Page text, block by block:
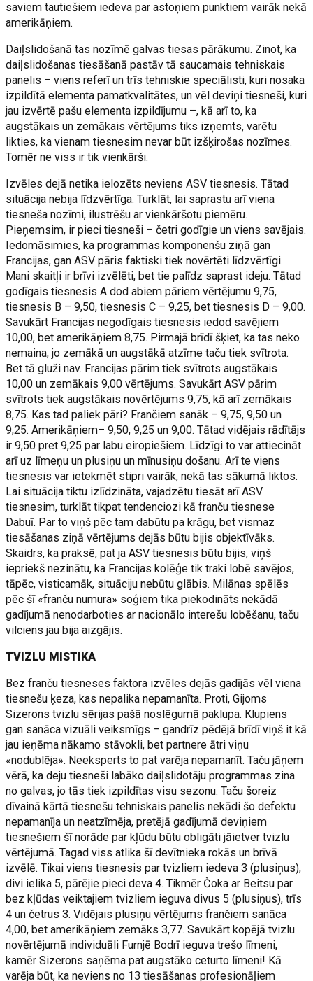
saviem tautiešiem iedeva par astoņiem punktiem vairāk nekā
amerikāņiem.
Daiļslidošanā tas nozīmē galvas tiesas pārākumu. Zinot, ka
daiļslidošanas tiesāšanā pastāv tā saucamais tehniskais
panelis – viens referī un trīs tehniskie speciālisti, kuri nosaka
izpildītā elementa pamatkvalitātes, un vēl deviņi tiesneši, kuri
jau izvērtē pašu elementa izpildījumu –, kā arī to, ka
augstākais un zemākais vērtējums tiks izņemts, varētu
likties, ka vienam tiesnesim nevar būt izšķirošas nozīmes.
Tomēr ne viss ir tik vienkārši.
Izvēles dejā netika ielozēts neviens ASV tiesnesis. Tātad
situācija nebija līdzvērtīga. Turklāt, lai saprastu arī viena
tiesneša nozīmi, ilustrēšu ar vienkāršotu piemēru.
Pieņemsim, ir pieci tiesneši – četri godīgie un viens savējais.
Iedomāsimies, ka programmas komponenšu ziņā gan
Francijas, gan ASV pāris faktiski tiek novērtēti līdzvērtīgi.
Mani skaitļi ir brīvi izvēlēti, bet tie palīdz saprast ideju. Tātad
godīgais tiesnesis A dod abiem pāriem vērtējumu 9,75,
tiesnesis B – 9,50, tiesnesis C – 9,25, bet tiesnesis D – 9,00.
Savukārt Francijas negodīgais tiesnesis iedod savējiem
10,00, bet amerikāņiem 8,75. Pirmajā brīdī šķiet, ka tas neko
nemaina, jo zemākā un augstākā atzīme taču tiek svītrota.
Bet tā gluži nav. Francijas pārim tiek svītrots augstākais
10,00 un zemākais 9,00 vērtējums. Savukārt ASV pārim
svītrots tiek augstākais novērtējums 9,75, kā arī zemākais
8,75. Kas tad paliek pāri? Frančiem sanāk – 9,75, 9,50 un
9,25. Amerikāņiem– 9,50, 9,25 un 9,00. Tātad vidējais rādītājs
ir 9,50 pret 9,25 par labu eiropiešiem. Līdzīgi to var attiecināt
arī uz līmeņu un plusiņu un mīnusiņu došanu. Arī te viens
tiesnesis var ietekmēt stipri vairāk, nekā tas sākumā liktos.
Lai situācija tiktu izlīdzināta, vajadzētu tiesāt arī ASV
tiesnesim, turklāt tikpat tendenciozi kā franču tiesnese
Dabuī. Par to viņš pēc tam dabūtu pa krāgu, bet vismaz
tiesāšanas ziņā vērtējums dejās būtu bijis objektīvāks.
Skaidrs, ka praksē, pat ja ASV tiesnesis būtu bijis, viņš
iepriekš nezinātu, ka Francijas kolēģe tik traki lobē savējos,
tāpēc, visticamāk, situāciju nebūtu glābis. Milānas spēlēs
pēc šī «franču numura» soģiem tika piekodināts nekādā
gadījumā nenodarboties ar nacionālo interešu lobēšanu, taču
vilciens jau bija aizgājis.
TVIZLU MISTIKA
Bez franču tiesneses faktora izvēles dejās gadījās vēl viena
tiesnešu ķeza, kas nepalika nepamanīta. Proti, Gijoms
Sizerons tvizlu sērijas pašā noslēgumā paklupa. Klupiens
gan sanāca vizuāli veiksmīgs – gandrīz pēdējā brīdī viņš it kā
jau ieņēma nākamo stāvokli, bet partnere ātri viņu
«nodublēja». Neeksperts to pat varēja nepamanīt. Taču jāņem
vērā, ka deju tiesneši labāko daiļslidotāju programmas zina
no galvas, jo tās tiek izpildītas visu sezonu. Taču šoreiz
dīvainā kārtā tiesnešu tehniskais panelis nekādi šo defektu
nepamanīja un neatzīmēja, pretējā gadījumā deviņiem
tiesnešiem šī norāde par kļūdu būtu obligāti jāietver tvizlu
vērtējumā. Tagad viss atlika šī devītnieka rokās un brīvā
izvēlē. Tikai viens tiesnesis par tvizliem iedeva 3 (plusiņus),
divi ielika 5, pārējie pieci deva 4. Tikmēr Čoka ar Beitsu par
bez kļūdas veiktajiem tvizliem ieguva divus 5 (plusiņus), trīs
4 un četrus 3. Vidējais plusiņu vērtējums frančiem sanāca
4,00, bet amerikāņiem zemāks 3,77. Savukārt kopējā tvizlu
novērtējumā individuāli Furnjē Bodrī ieguva trešo līmeni,
kamēr Sizerons saņēma pat augstāko ceturto līmeni! Kā
varēja būt, ka neviens no 13 tiesāšanas profesionāļiem